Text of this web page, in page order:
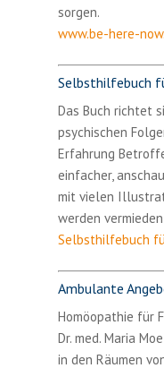
sorgen.
www.be-here-
Selbsthilfebuch
Das Buch richtet
psychischen
Erfahrung
einfacher,
mit vielen
werden
Selbsthilfebuch
Ambulante
Homöopathie für
Dr. med. Maria
in den Räumen